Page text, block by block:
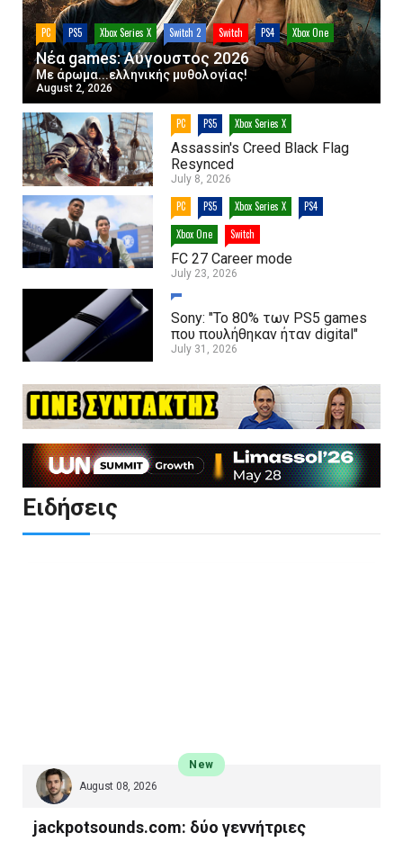
PC PS5 Xbox Series X Switch 2 Switch PS4 Xbox One
Νέα games: Αύγουστος 2026
Με άρωμα...ελληνικής μυθολογίας!
August 2, 2026
PC PS5 Xbox Series X
Assassin's Creed Black Flag
Resynced
July 8, 2026
PC PS5 Xbox Series X
PS4
Xbox One
Switch
FC 27 Career mode
July 23, 2026
Sony: "Το 80% των PS5 games
που πουλήθηκαν ήταν digital"
July 31, 2026
Ειδήσεις
August 08, 2026
New
jackpotsounds.com: δύο γεννήτριες